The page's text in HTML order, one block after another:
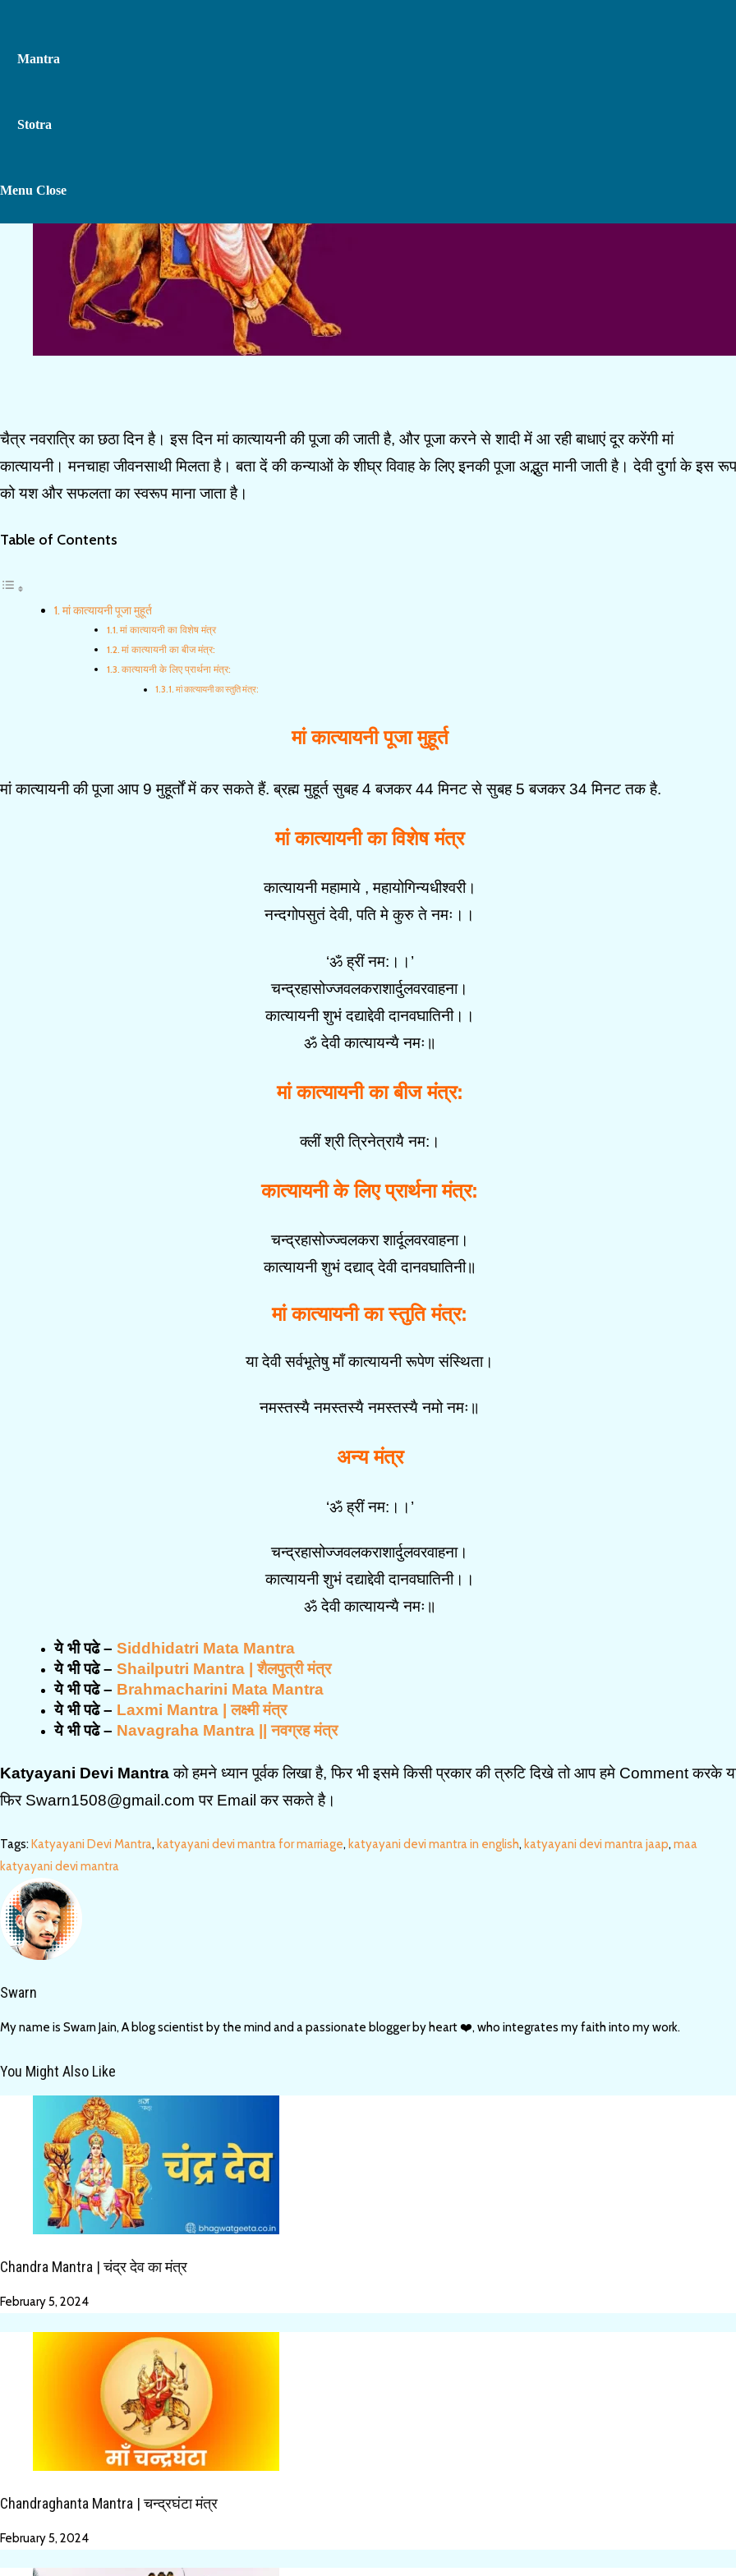
Mantra
Stotra
Toggle
Menu Close
चैत्र नवरात्रि का छठा दिन है। इस दिन मां कात्यायनी की पूजा की जाती है, और पूजा करने से शादी में आ रही बाधाएं दूर करेंगी मां
कात्यायनी। मनचाहा जीवनसाथी मिलता है। बता दें की कन्याओं के शीघ्र विवाह के लिए इनकी पूजा अद्भुत मानी जाती है। देवी दुर्गा के इस रूप
को यश और सफलता का स्वरूप माना जाता है।
Table of Contents
मां कात्यायनी पूजा मुहूर्त
मां कात्यायनी का विशेष मंत्र
मां कात्यायनी का बीज मंत्र:
कात्यायनी के लिए प्रार्थना मंत्र:
मां कात्यायनी का स्तुति मंत्र:
मां कात्यायनी पूजा मुहूर्त
मां कात्यायनी की पूजा आप 9 मुहूर्तों में कर सकते हैं. ब्रह्म मुहूर्त सुबह 4 बजकर 44 मिनट से सुबह 5 बजकर 34 मिनट तक है.
मां कात्यायनी का विशेष मंत्र
कात्यायनी महामाये , महायोगिन्यधीश्वरी।
नन्दगोपसुतं देवी, पति मे कुरु ते नमः।।
‘ॐ ह्रीं नम:।।’
चन्द्रहासोज्जवलकराशार्दुलवरवाहना।
कात्यायनी शुभं दद्याद्देवी दानवघातिनी।।
ॐ देवी कात्यायन्यै नमः॥
मां कात्यायनी का बीज मंत्र:
क्लीं श्री त्रिनेत्रायै नम:।
कात्यायनी के लिए प्रार्थना मंत्र:
चन्द्रहासोज्ज्वलकरा शार्दूलवरवाहना।
कात्यायनी शुभं दद्याद् देवी दानवघातिनी॥
मां कात्यायनी का स्तुति मंत्र:
या देवी सर्वभू‍तेषु माँ कात्यायनी रूपेण संस्थिता।
नमस्तस्यै नमस्तस्यै नमस्तस्यै नमो नमः॥
अन्य मंत्र
‘ॐ ह्रीं नम:।।’
चन्द्रहासोज्जवलकराशार्दुलवरवाहना।
कात्यायनी शुभं दद्याद्देवी दानवघातिनी।।
ॐ देवी कात्यायन्यै नमः॥
ये भी पढे – Siddhidatri Mata Mantra
ये भी पढे – Shailputri Mantra | शैलपुत्री मंत्र
ये भी पढे – Brahmacharini Mata Mantra
ये भी पढे – Laxmi Mantra | लक्ष्मी मंत्र
ये भी पढे – Navagraha Mantra || नवग्रह मंत्र
Katyayani Devi Mantraको हमने ध्यान पूर्वक लिखा है, फिर भी इसमे किसी प्रकार की त्रुटि दिखे तो आप हमे Comment करके
फिर Swarn1508@gmail.com पर Email कर सकते है।
Tags: Katyayani Devi Mantra, katyayani devi mantra for marriage, katyayani devi mantra in english, katyayani devi mantra jaap, maa
katyayani devi mantra
Swarn
My name is Swarn Jain, A blog scientist by the mind and a passionate blogger by heart ❤️, who integrates my faith into my work.
You Might Also Like
Chandra Mantra | चंद्र देव का मंत्र
February 5, 2024
Chandraghanta Mantra | चन्द्रघंटा मंत्र
February 5, 2024